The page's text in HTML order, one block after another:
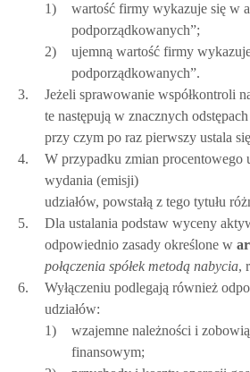
1)
wartość firmy wykazuje się w
podporządkowanych”;
2)
ujemną wartość firmy
podporządkowanych”.
3.
Jeżeli sprawowanie współkontroli
te następują w znacznych
przy czym po raz pierwszy ustala
4.
W przypadku zmian procentowego
wydania (emisji)
udziałów, powstałą z tego tytułu
5.
Dla ustalania podstaw wyceny
odpowiednio zasady określone w
połączenia spółek metodą nabycia,
6.
Wyłączeniu podlegają również
udziałów:
1)
wzajemne należności i
finansowym;